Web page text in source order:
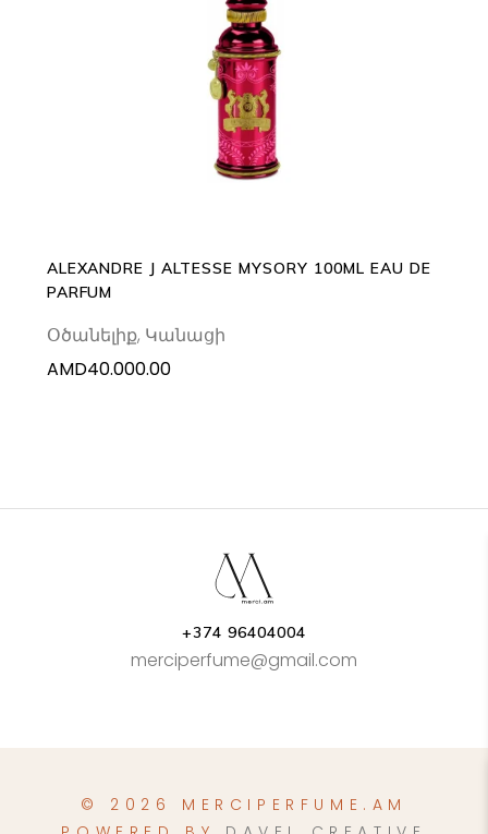
ADD TO CART
ALEXANDRE J ALTESSE MYSORY 100ML EAU DE
PARFUM
Օծանելիք, Կանացի
AMD40.000.00
+374 96404004
merciperfume@gmail.com
© 2026 MERCIPERFUME.AM